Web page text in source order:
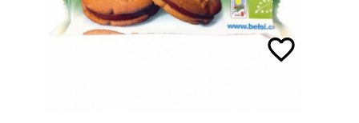
favorite_border